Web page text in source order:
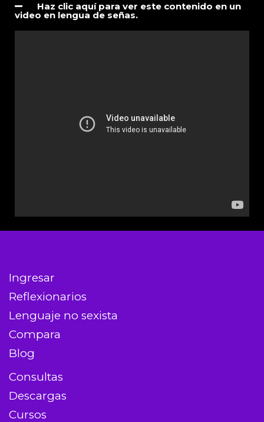
Haz clic aquí para ver este contenido en un
video en lengua de señas.
Ingresar
Reflexionarios
Lenguaje no sexista
Compara
Blog
Consultas
Descargas
Cursos